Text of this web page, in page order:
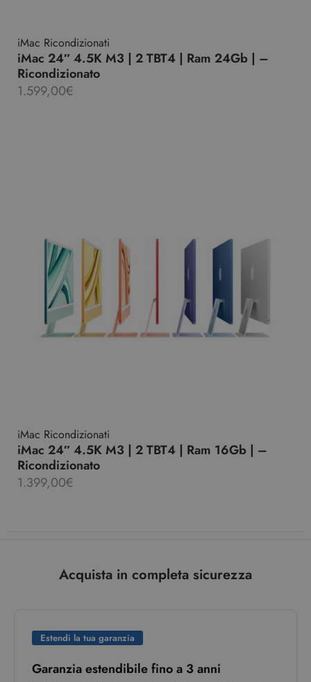
iMac Ricondizionati
iMac 24″ 4.5K M3 | 2 TBT4 | Ram 24Gb | –
Ricondizionato
1.599,00€
iMac Ricondizionati
iMac 24″ 4.5K M3 | 2 TBT4 | Ram 16Gb | –
Ricondizionato
1.399,00€
Acquista in completa sicurezza
Estendi la tua garanzia
Garanzia estendibile fino a 3 anni